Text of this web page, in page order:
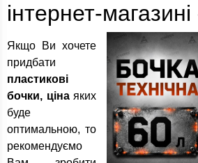
інтернет-
Якщо Ви хочете
придбати
пластикові
бочки, цінаяких
буде
оптимальною, то
рекомендуємо